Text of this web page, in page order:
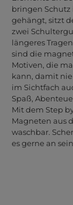
bringen Schutz
gehängt, sitzt
zwei
längeres
sind die
Motiven, die
kann, damit
im Sichtfach
Spaß,
Mit dem Step
Magneten aus
waschbar.
es gerne an